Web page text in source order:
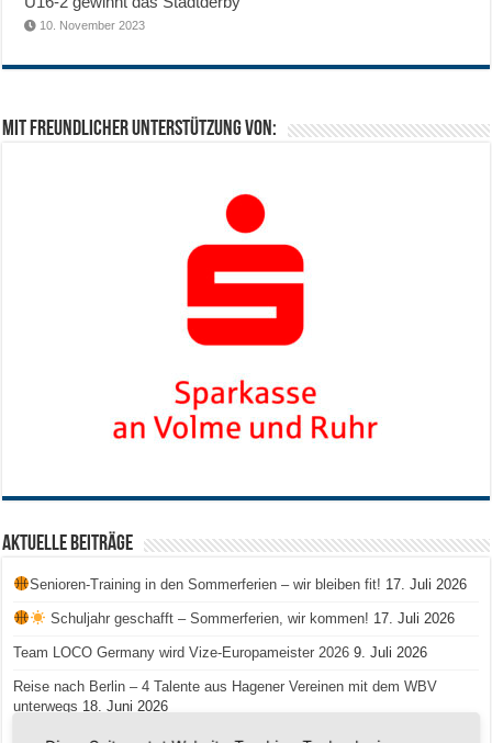
10. November 2023
Mit freundlicher Unterstützung von:
Aktuelle Beiträge
Senioren-Training in den Sommerferien – wir bleiben fit! 17. Juli 2026
Schuljahr geschafft – Sommerferien, wir kommen! 17. Juli 2026
Team LOCO Germany wird Vize-Europameister 2026 9. Juli 2026
Reise nach Berlin – 4 Talente aus Hagener Vereinen mit dem WBV
unterwegs 18. Juni 2026